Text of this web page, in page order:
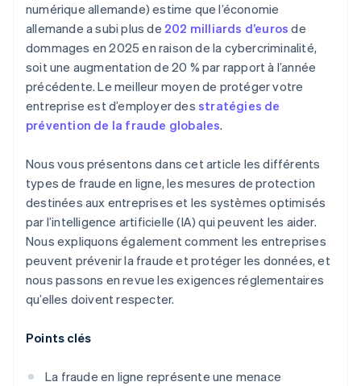
numérique allemande) estime que l’économie
allemande a subi plus de 202 milliards d’euros de
dommages en 2025 en raison de la cybercriminalité,
soit une augmentation de 20 % par rapport à l’année
précédente. Le meilleur moyen de protéger votre
entreprise est d’employer des stratégies de
prévention de la fraude globales.
Nous vous présentons dans cet article les différents
types de fraude en ligne, les mesures de protection
destinées aux entreprises et les systèmes optimisés
par l’intelligence artificielle (IA) qui peuvent les aider.
Nous expliquons également comment les entreprises
peuvent prévenir la fraude et protéger les données, et
nous passons en revue les exigences réglementaires
qu’elles doivent respecter.
Points clés
La fraude en ligne représente une menace